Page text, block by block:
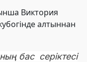
Виктория
алтыннан
бас серіктесі